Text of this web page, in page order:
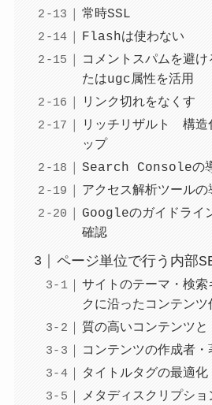
常時SSL
Flashは使わない
コメントスパムを避
たはugc属性を活用
リンク切れをなくす
リッチリザルト 構造
ップ
Search Consoleの
アクセス解析ツールの
Googleのガイドライ
確認
ページ単位で行う内部
サイトのテーマ・検
クに沿ったコンテンツ
質の高いコンテンツ
コンテンツの作成者
タイトルタグの最適化
メタディスクリプショ